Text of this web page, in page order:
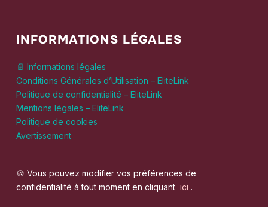
INFORMATIONS LÉGALES
📄 Informations légales
Conditions Générales d’Utilisation – EliteLink
Politique de confidentialité – EliteLink
Mentions légales – EliteLink
Politique de cookies
Avertissement
🍪 Vous pouvez modifier vos préférences de
confidentialité à tout moment en cliquant ici .